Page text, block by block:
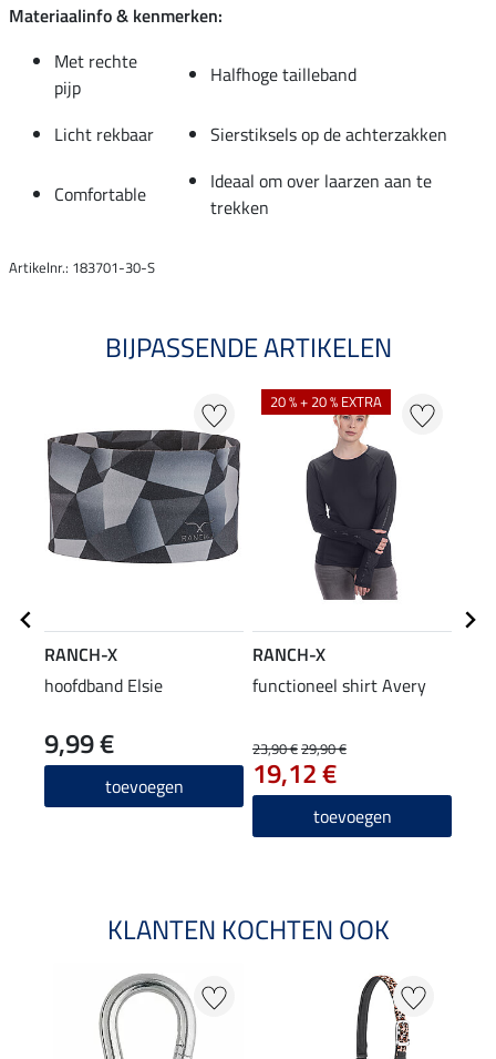
Materiaalinfo & kenmerken:
Met rechte
pijp
Halfhoge tailleband
Licht rekbaar Sierstiksels op de achterzakken
Comfortable
Ideaal om over laarzen aan te
trekken
Artikelnr.: 183701-30-S
BIJPASSENDE ARTIKELEN
RANCH-X
hoofdband Elsie
9,99 €
toevoegen
20 % + 20 % EXTRA
RANCH-X
functioneel shirt Avery
23,90 €29,90 €
19,12 €
toevoegen
KLANTEN KOCHTEN OOK